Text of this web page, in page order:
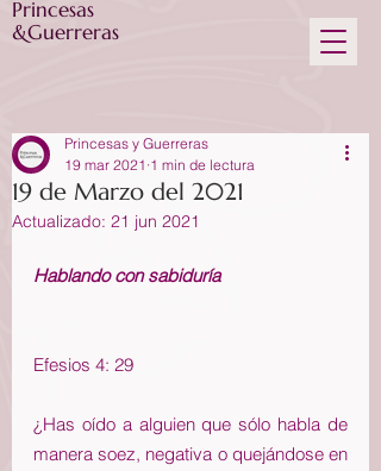
Princesas
&Guerreras
19 de Marzo del 2021
Princesas y Guerreras
19 mar 2021 1 min de lectura
Actualizado: 21 jun 2021
Hablando con sabiduría
Efesios 4: 29
¿Has oído a alguien que sólo habla de
manera soez, negativa o quejándose en